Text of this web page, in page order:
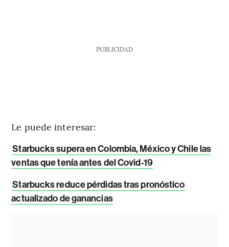
PUBLICIDAD
Le puede interesar:
Starbucks supera en Colombia, México y Chile las
ventas que tenía antes del Covid-19
Starbucks reduce pérdidas tras pronóstico
actualizado de ganancias